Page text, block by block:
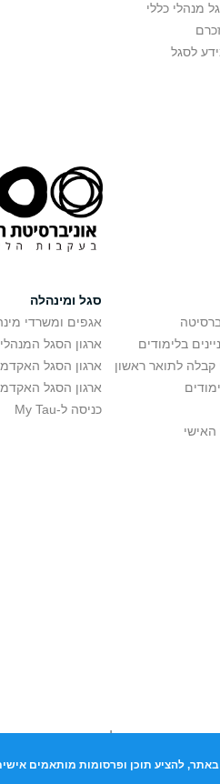
מנהלי כללי
לסגל
בלימודים
קבלה לתואר ראשון
האישי
סגל ומינהלה
אגפים ומשרדי
ארגון הסגל המנהלי
ארגון הסגל
ארגון הסגל
כניסה ל-My Tau
יוצרים. אם בבעלותך זכויות
להציע תוכן ופרסומות מותאמים